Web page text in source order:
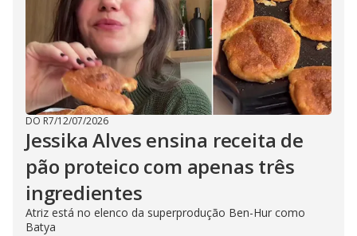
DO R7/12/07/2026
Jessika Alves ensina receita de
pão proteico com apenas três
ingredientes
Atriz está no elenco da superprodução Ben-Hur como
Batya